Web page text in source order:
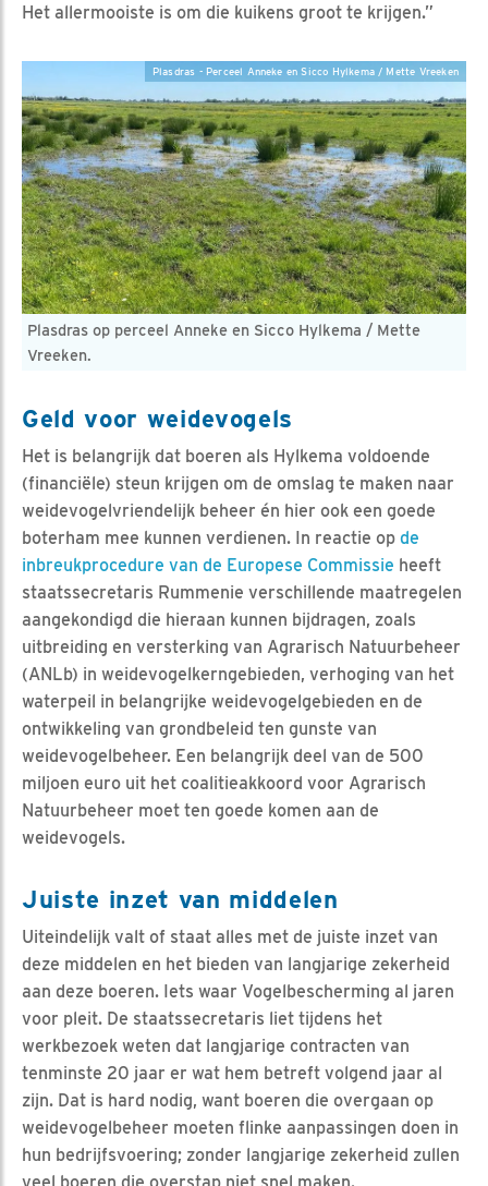
Het allermooiste is om die kuikens groot te krijgen.”
Plasdras op perceel Anneke en Sicco Hylkema / Mette
Vreeken.
Plasdras - Perceel Anneke en Sicco Hylkema / Mette Vreeken
Geld voor weidevogels
Het is belangrijk dat boeren als Hylkema voldoende
(financiële) steun krijgen om de omslag te maken naar
weidevogelvriendelijk beheer én hier ook een goede
boterham mee kunnen verdienen. In reactie op de
inbreukprocedure van de Europese Commissie heeft
staatssecretaris Rummenie verschillende maatregelen
aangekondigd die hieraan kunnen bijdragen, zoals
uitbreiding en versterking van Agrarisch Natuurbeheer
(ANLb) in weidevogelkerngebieden, verhoging van het
waterpeil in belangrijke weidevogelgebieden en de
ontwikkeling van grondbeleid ten gunste van
weidevogelbeheer. Een belangrijk deel van de 500
miljoen euro uit het coalitieakkoord voor Agrarisch
Natuurbeheer moet ten goede komen aan de
weidevogels.
Juiste inzet van middelen
Uiteindelijk valt of staat alles met de juiste inzet van
deze middelen en het bieden van langjarige zekerheid
aan deze boeren. Iets waar Vogelbescherming al jaren
voor pleit. De staatssecretaris liet tijdens het
werkbezoek weten dat langjarige contracten van
tenminste 20 jaar er wat hem betreft volgend jaar al
zijn. Dat is hard nodig, want boeren die overgaan op
weidevogelbeheer moeten flinke aanpassingen doen in
hun bedrijfsvoering; zonder langjarige zekerheid zullen
veel boeren die overstap niet snel maken.